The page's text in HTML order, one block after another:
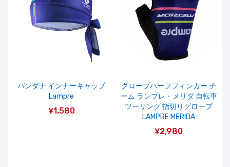
バンダナ インナーキャップ
Lampre
¥1,580
グローブハーフフィンガー チ
ーム ランプレ・メリダ 自転車
ツーリング 指切りグローブ
LAMPRE MERIDA
¥2,980